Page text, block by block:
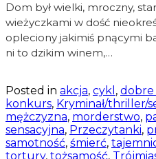
Dom był wielki, mroczny,
wieżyczkami w dość
opleciony jakimiś pnącymi
ni to dzikim winem,…
Posted in akcja, cykl , dobre
konkurs, Kryminał/thriller/
mężczyzna, morderstwo,
sensacyjna, Przeczytanki,
samotność, śmierć,
tortury, tożsamość,